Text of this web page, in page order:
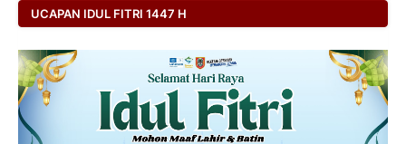
UCAPAN IDUL FITRI 1447 H